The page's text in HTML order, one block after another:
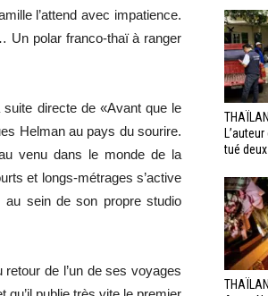
l’attend avec impatience.
Un polar franco-thaï à ranger
directe de «Avant que le
Helman au pays du sourire.
venu dans le monde de la
et longs-métrages s’active
au sein de son propre studio
de l’un de ses voyages
tué